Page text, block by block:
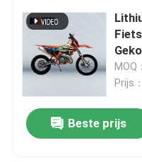
MOQ
Prijs
Beste prijs